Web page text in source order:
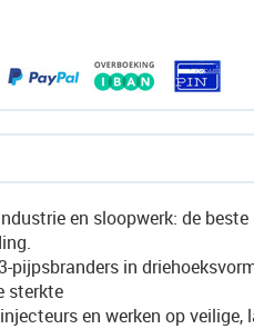
en sloopwerk: de beste
pijpsbranders in
sterkte
en werken op veilige,